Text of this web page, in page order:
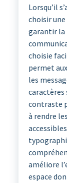
Lorsqu’il
choisir
garantir la
choisie
permet
les
caractères
contraste
à rendre
améliore
espace